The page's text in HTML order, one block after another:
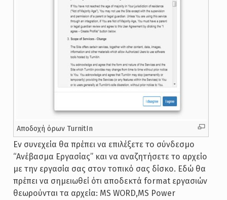
Αποδοχή όρων TurnitIn
Εν συνεχεία θα πρέπει να επιλέξετε το σύνδεσμο
“Ανέβασμα Εργασίας” και να αναζητήσετε το αρχείο
με την εργασία σας στον τοπικό σας δίσκο. Εδώ θα
πρέπει να σημειωθεί ότι αποδεκτά format εργασιών
θεωρούνται τα αρχεία: MS WORD,MS Power